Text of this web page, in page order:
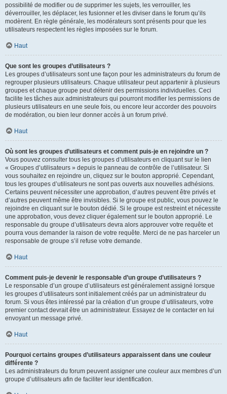
possibilité de modifier ou de supprimer les sujets, les verrouiller, les
déverrouiller, les déplacer, les fusionner et les diviser dans le forum qu’ils
modèrent. En règle générale, les modérateurs sont présents pour que les
utilisateurs respectent les règles imposées sur le forum.
Haut
Que sont les groupes d’utilisateurs ?
Les groupes d’utilisateurs sont une façon pour les administrateurs du forum de
regrouper plusieurs utilisateurs. Chaque utilisateur peut appartenir à plusieurs
groupes et chaque groupe peut détenir des permissions individuelles. Ceci
facilite les tâches aux administrateurs qui pourront modifier les permissions de
plusieurs utilisateurs en une seule fois, ou encore leur accorder des pouvoirs
de modération, ou bien leur donner accès à un forum privé.
Haut
Où sont les groupes d’utilisateurs et comment puis-je en rejoindre un ?
Vous pouvez consulter tous les groupes d’utilisateurs en cliquant sur le lien
« Groupes d’utilisateurs » depuis le panneau de contrôle de l’utilisateur. Si
vous souhaitez en rejoindre un, cliquez sur le bouton approprié. Cependant,
tous les groupes d’utilisateurs ne sont pas ouverts aux nouvelles adhésions.
Certains peuvent nécessiter une approbation, d’autres peuvent être privés et
d’autres peuvent même être invisibles. Si le groupe est public, vous pouvez le
rejoindre en cliquant sur le bouton dédié. Si le groupe est restreint et nécessite
une approbation, vous devez cliquer également sur le bouton approprié. Le
responsable du groupe d’utilisateurs devra alors approuver votre requête et
pourra vous demander la raison de votre requête. Merci de ne pas harceler un
responsable de groupe s’il refuse votre demande.
Haut
Comment puis-je devenir le responsable d’un groupe d’utilisateurs ?
Le responsable d’un groupe d’utilisateurs est généralement assigné lorsque
les groupes d’utilisateurs sont initialement créés par un administrateur du
forum. Si vous êtes intéressé par la création d’un groupe d’utilisateurs, votre
premier contact devrait être un administrateur. Essayez de le contacter en lui
envoyant un message privé.
Haut
Pourquoi certains groupes d’utilisateurs apparaissent dans une couleur
différente ?
Les administrateurs du forum peuvent assigner une couleur aux membres d’un
groupe d’utilisateurs afin de faciliter leur identification.